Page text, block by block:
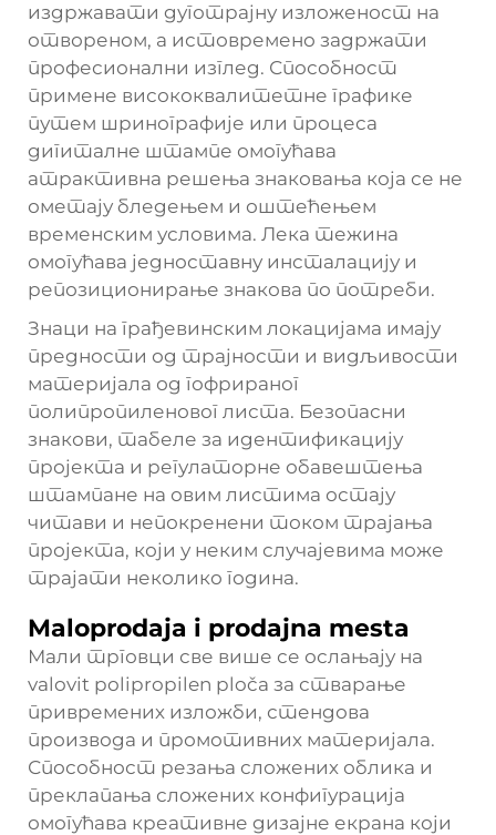
издржавати дуготрајну изложеност на
отвореном, а истовремено задржати
професионални изглед. Способност
примене висококвалитетне графике
путем шринографије или процеса
дигиталне штампе омогућава
атрактивна решења знаковања која се не
ометају бледењем и оштећењем
временским условима. Лека тежина
омогућава једноставну инсталацију и
репозиционирање знакова по потреби.
Знаци на грађевинским локацијама имају
предности од трајности и видљивости
материјала од гофрираног
полипропиленовог листа. Безопасни
знакови, табеле за идентификацију
пројекта и регулаторне обавештења
штампане на овим листима остају
читави и непокренени током трајања
пројекта, који у неким случајевима може
трајати неколико година.
Maloprodaja i prodajna mesta
Мали трговци све више се ослањају на
valovit polipropilen ploča за стварање
привремених изложби, стендова
производа и промотивних материјала.
Способност резања сложених облика и
преклапања сложених конфигурација
омогућава креативне дизајне екрана који